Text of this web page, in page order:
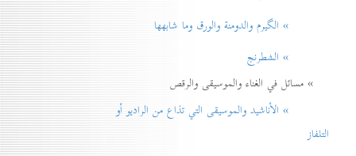
» الگيرم والدومنة والورق وما شابهها
» الشطرنج
» مسائل في الغناء والموسيقى والرقص
» الأناشيد والموسيقی التي تذاع من الراديو أو
التلفاز